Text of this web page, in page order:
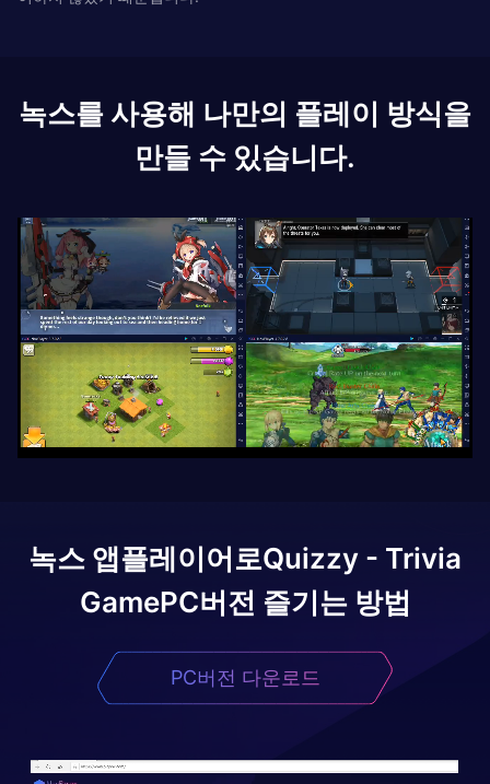
녹스를 사용해 나만의 플레이 방식을
만들 수 있습니다.
녹스 앱플레이어로Quizzy - Trivia
GamePC버전 즐기는 방법
PC버전 다운로드